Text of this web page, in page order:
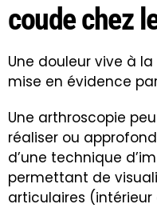
coude chez
Une douleur vive à
mise en évidence
Une arthroscopie
réaliser ou
d’une technique
permettant de
articulaires (intérieur